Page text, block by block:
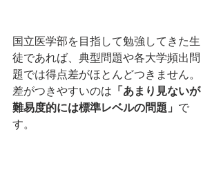
国立医学部を目指して勉強してきた生
徒であれば、典型問題や各大学頻出問
題では得点差がほとんどつきません。
差がつきやすいのは 「あまり見ないが
難易度的には標準レベルの問題」 で
す。